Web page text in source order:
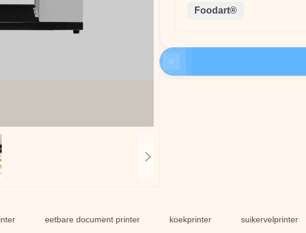
Foodart®
eetbare document printer koekprinter suikervelprinter